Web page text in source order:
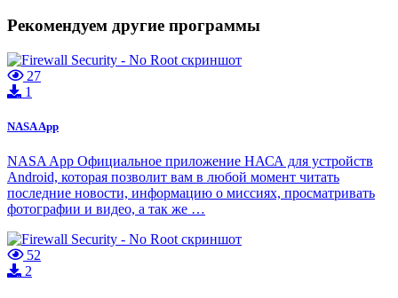
Рекомендуем другие программы
27
1
NASA App
NASA App Официальное приложение НАСА для устройств
Android, которая позволит вам в любой момент читать
последние новости, информацию о миссиях, просматривать
фотографии и видео, а так же …
52
2